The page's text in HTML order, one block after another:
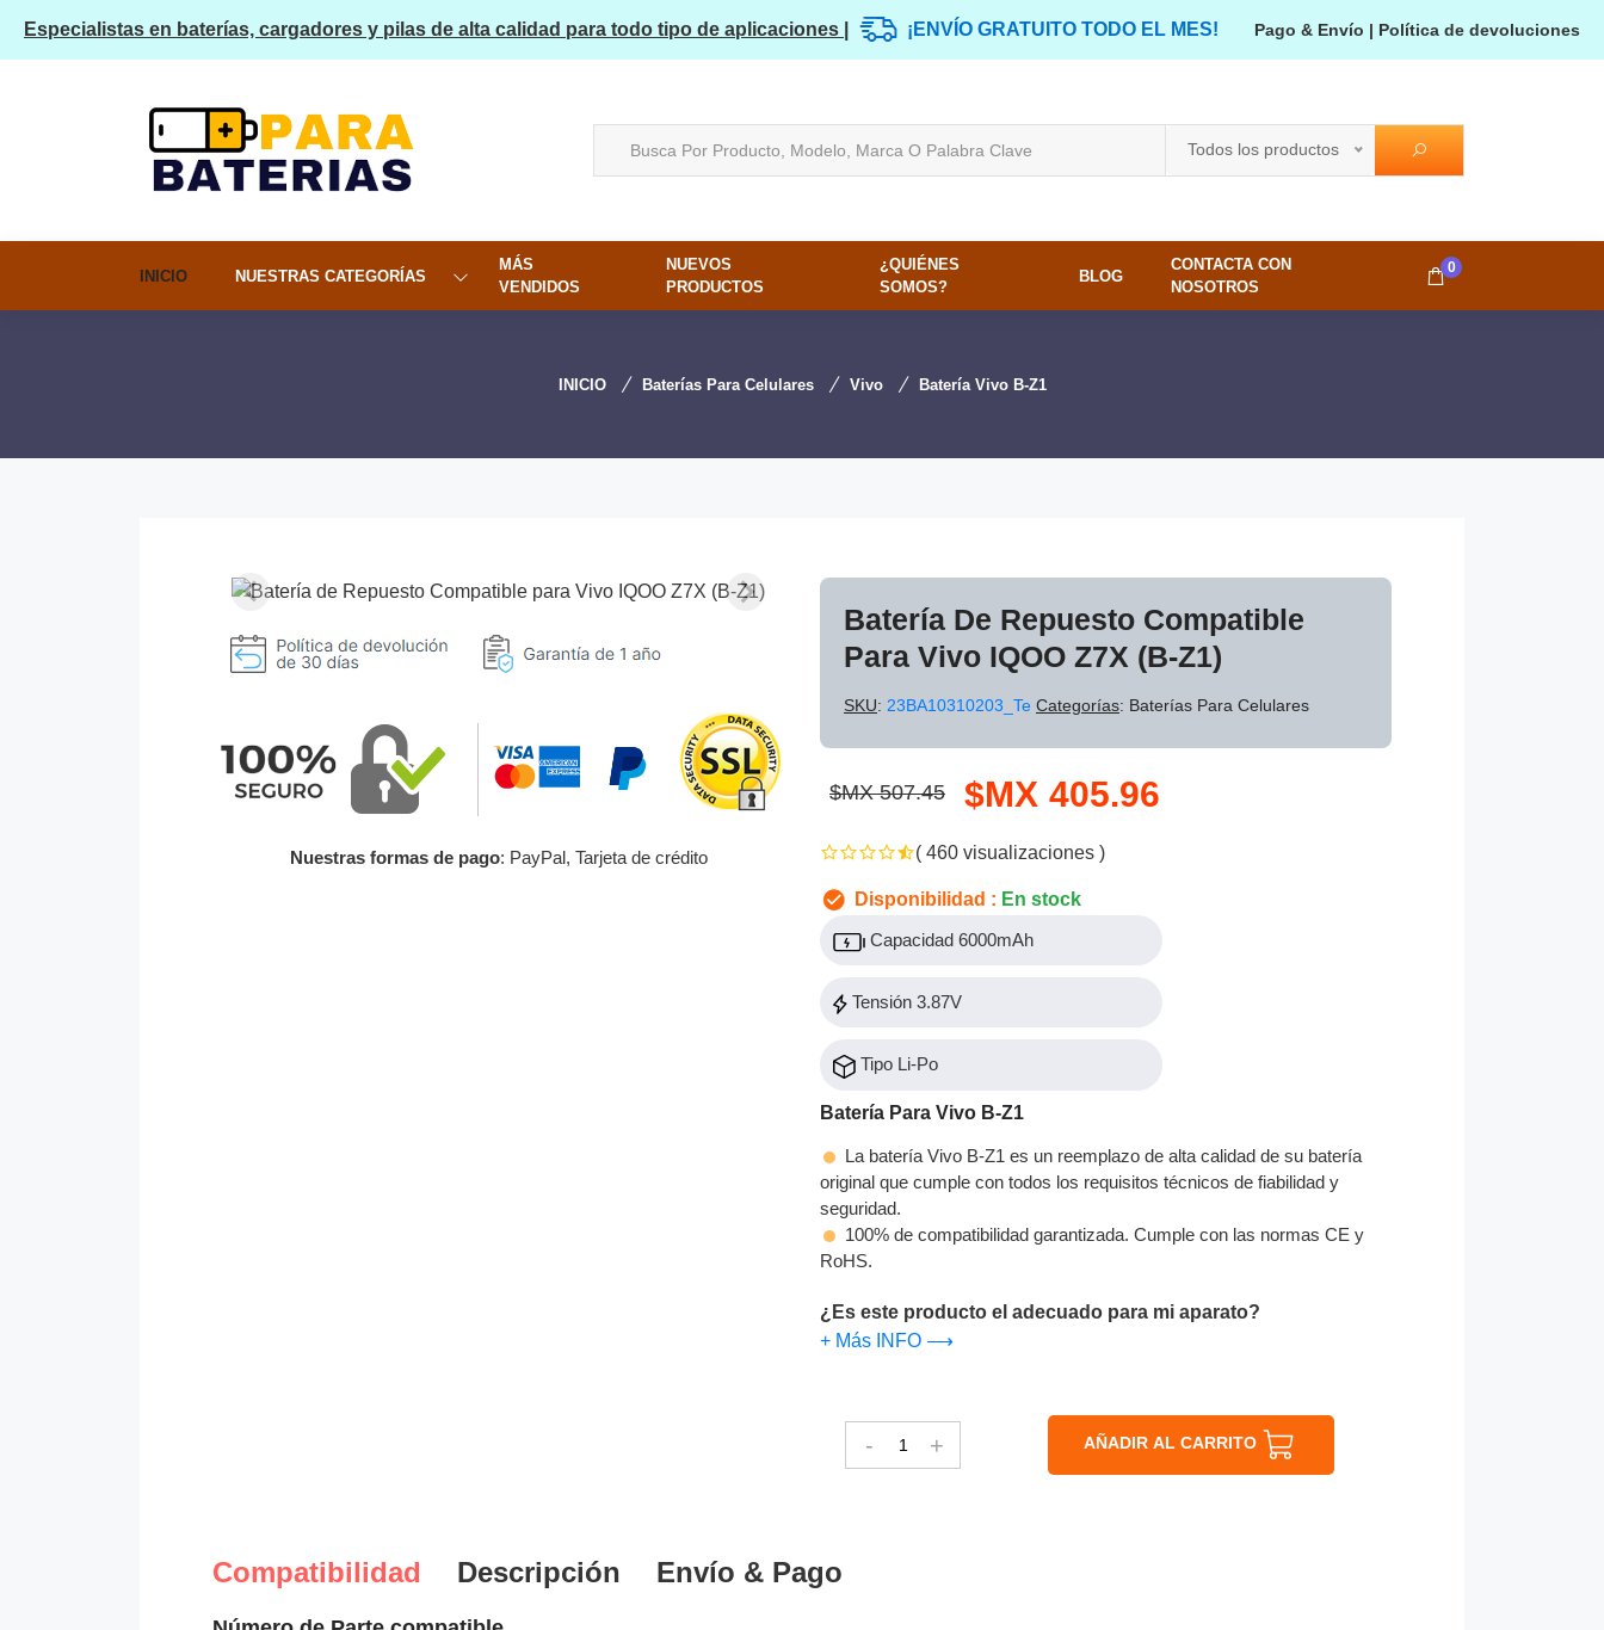
Especialistas en baterías, cargadores y pilas de alta calidad para todo tipo de aplicaciones | ¡ENVÍO GRATUITO TODO EL MES! Pago & Envío | Política de devoluciones
Todos los productos
INICIO NUESTRAS CATEGORÍAS
MÁS
VENDIDOS
NUEVOS
PRODUCTOS
¿QUIÉNES
SOMOS?
BLOG
CONTACTA CON
NOSOTROS
0
INICIO Baterías Para Celulares Vivo Batería Vivo B-Z1
Nuestras formas de pago: PayPal, Tarjeta de crédito
Batería De Repuesto Compatible
Para Vivo IQOO Z7X (B-Z1)
SKU: 23BA10310203_Te Categorías: Baterías Para Celulares
$MX 507.45 $MX 405.96
( 460 visualizaciones )
Disponibilidad : En stock
Capacidad 6000mAh
Tensión 3.87V
Tipo Li-Po
Batería Para Vivo B-Z1
La batería Vivo B-Z1 es un reemplazo de alta calidad de su batería
original que cumple con todos los requisitos técnicos de fiabilidad y
seguridad.
100% de compatibilidad garantizada. Cumple con las normas CE y
RoHS.
¿Es este producto el adecuado para mi aparato?
+ Más INFO ⟶
- + AÑADIR AL CARRITO
Compatibilidad Descripción Envío & Pago